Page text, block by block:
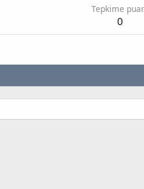
Tepkime
0